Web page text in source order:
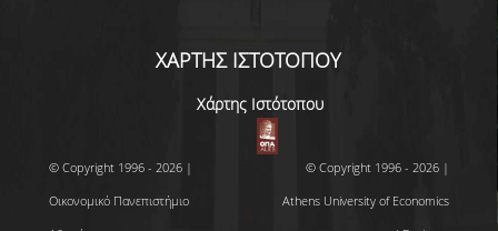
ΜΑΘΗΜΑΤΑ
ΜΑΘΗΜΑΤΑ ΠΡΟΓΡΑΜΜΑΤΟΣ
ΜΑΘΗΜΑΤΑ ΕΛΕΥΘΕΡΗΣ
ΧΑΡΤΗΣ ΙΣΤΟΤΟΠΟΥ
Χάρτης Ιστότοπου
© Copyright 1996 - 2026 |
Οικονομικό Πανεπιστήμιο
© Copyright 1996 - 2026 |
Athens University of Economics